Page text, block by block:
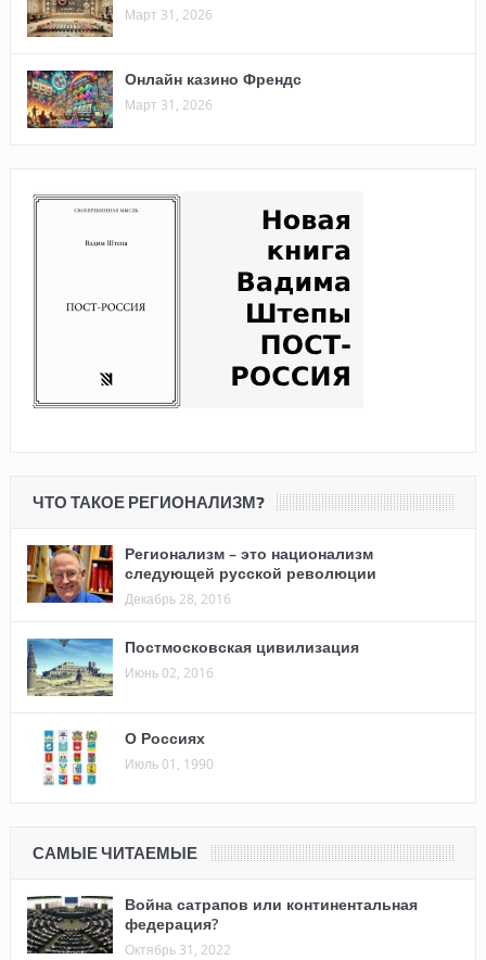
Март 31, 2026
Онлайн казино Френдс
Март 31, 2026
ЧТО ТАКОЕ РЕГИОНАЛИЗМ?
Регионализм – это национализм
следующей русской революции
Декабрь 28, 2016
Постмосковская цивилизация
Июнь 02, 2016
О Россиях
Июль 01, 1990
САМЫЕ ЧИТАЕМЫЕ
Война сатрапов или континентальная
федерация?
Октябрь 31, 2022